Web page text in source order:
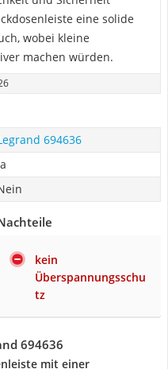
eine solide
wobei kleine
machen würden.
694636
kein
Überspannungsschu
tz
694636
mit einer